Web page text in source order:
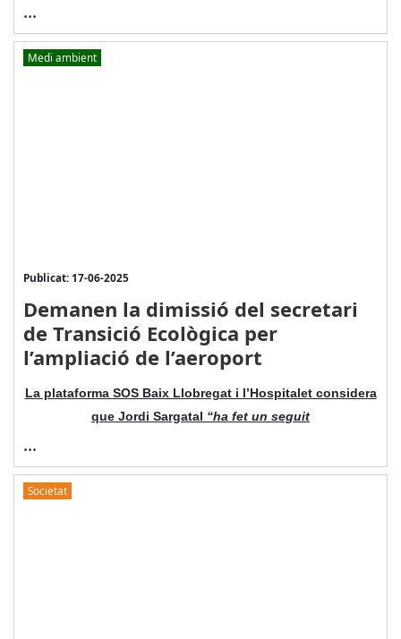
...
Medi ambient
Publicat: 17-06-2025
Demanen la dimissió del secretari
de Transició Ecològica per
l’ampliació de l’aeroport
La plataforma SOS Baix Llobregat i l’Hospitalet considera
que Jordi Sargatal “ha fet un seguit
...
Societat